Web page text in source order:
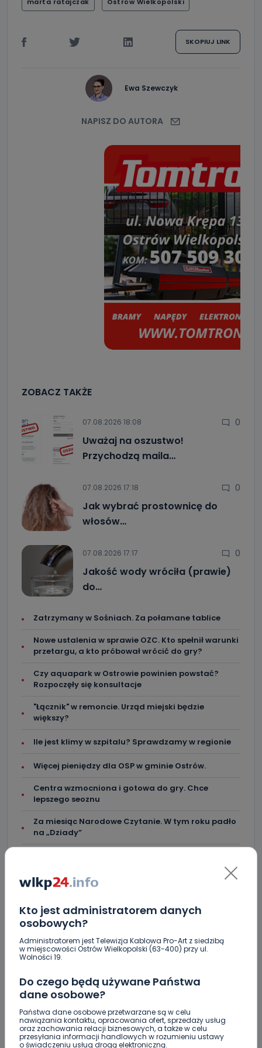
Kto jest administratorem danych
osobowych?
Administratorem jest Telewizja Kablowa Pro-Art z siedzibą
w miejscowości Ostrów Wielkopolski (63-400) przy ul.
Wolności 19.
Do czego będą używane Państwa
dane osobowe?
Państwa dane osobowe przetwarzane są w celu
nawiązania kontaktu, opracowania ofert, sprzedaży usług
oraz zachowania relacji biznesowych, a także w celu
przesyłania informacji handlowych w rozumieniu ustawy
o świadczeniu usług drogą elektroniczną.
SKOPIUJ LINK
Ewa Szewczyk
NAPISZ DO AUTORA
ZOBACZ TAKŻE
07.08.2026 18:08 0
Uważaj na oszustwo!
Przychodzą maila…
07.08.2026 17:18 0
Jak wybrać prostownicę do
włosów…
07.08.2026 17:17 0
Jakość wody wróciła (prawie)
do…
Zatrzymany w Sośniach. Za połamane tablice
Nowe ustalenia w sprawie OZC. Kto spełnił warunki
przetargu, a kto próbował wrócić do gry?
Czy aquapark w Ostrowie powinien powstać?
Rozpoczęły się konsultacje
"Łącznik" w remoncie. Urząd miejski będzie
większy?
Ile jest klimy w szpitalu? Sprawdzamy w regionie
Więcej pieniędzy dla OSP w gminie Ostrów.
Centra wzmocniona i gotowa do gry. Chce
lepszego seoznu
Za miesiąc Narodowe Czytanie. W tym roku padło
na „Dziady”
Crossfit kolejny raz opanuje Krotoszyn.
KOMENTARZE (1)
K Karolina